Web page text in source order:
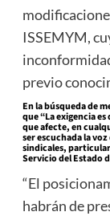
ISSEMYM,
previo
En la búsqueda de
que “La exigencia
que afecte, en
ser escuchada la
sindicales,
Servicio del Estado
“El
habrán de